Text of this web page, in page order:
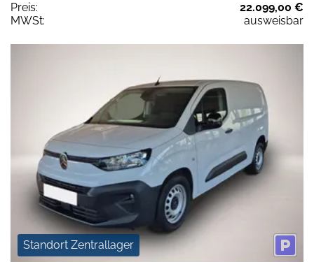
Preis:
22.099,00 €
MWSt:
ausweisbar
Standort Zentrallager